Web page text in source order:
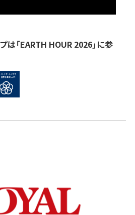
は「EARTH HOUR 2026」に参